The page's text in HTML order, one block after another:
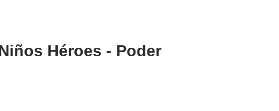
Héroes - Poder